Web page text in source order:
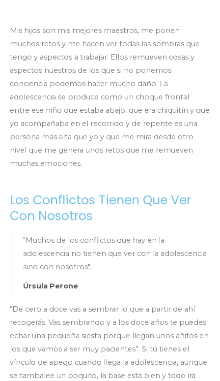
Mis hijos son mis mejores maestros, me ponen
muchos retos y me hacen ver todas las sombras que
tengo y aspectos a trabajar. Ellos remueven cosas y
aspectos nuestros de los que si no ponemos
conciencia podemos hacer mucho daño. La
adolescencia se produce como un choque frontal
entre ese niño que estaba abajo, que era chiquitín y que
yo acompañaba en el recorrido y de repente es una
persona más alta que yo y que me mira desde otro
nivel que me genera unos retos que me remueven
muchas emociones.
Los Conflictos Tienen Que Ver
Con Nosotros
"Muchos de los conflictos que hay en la
adolescencia no tienen que ver con la adolescencia
sino con nosotros".
Úrsula Perone
“De cero a doce vas a sembrar lo que a partir de ahí
recogerás. Vas sembrando y a los doce años te puedes
echar una pequeña siesta porque llegan unos añitos en
los que vamos a ser muy pacientes”. Si tú tienes el
vínculo de apego cuando llega la adolescencia, aunque
se tambalee un poquito, la base está bien y todo irá